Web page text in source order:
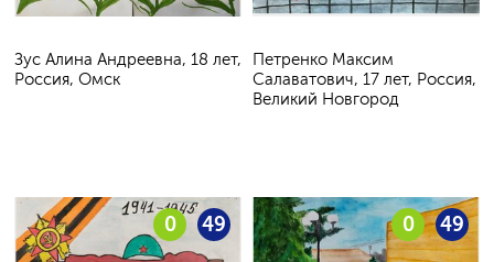
Зус Алина Андреевна, 18 лет,
Россия, Омск
Петренко Максим
Салаватович, 17 лет, Россия,
Великий Новгород
49
0 49
0